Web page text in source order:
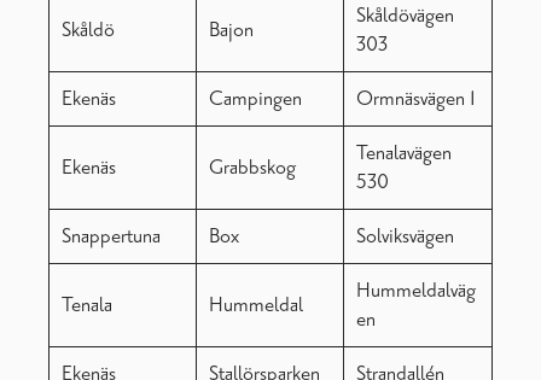
Skåldö Bajon
Skåldövägen
303
Ekenäs Campingen Ormnäsvägen 1
Ekenäs Grabbskog
Tenalavägen
530
Snappertuna Box Solviksvägen
Tenala Hummeldal
Hummeldalväg
en
Ekenäs Stallörsparken Strandallén